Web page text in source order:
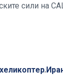
сили на
хеликоптер,